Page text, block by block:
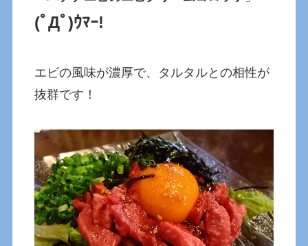
(ﾟДﾟ)ｳﾏｰ!
エビの風味が濃厚で、タルタルとの相性が
抜群です！